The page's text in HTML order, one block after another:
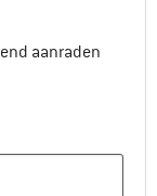
aanraden